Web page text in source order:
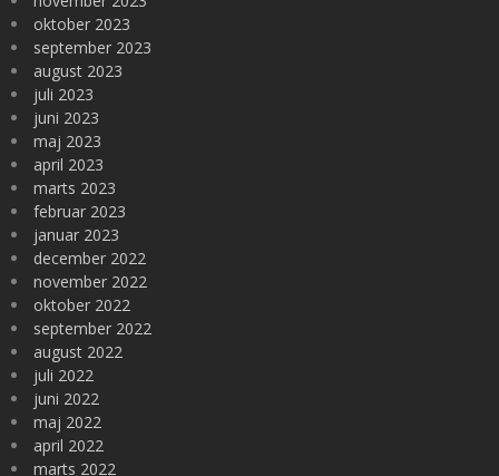
oktober 2023
september 2023
august 2023
juli 2023
juni 2023
maj 2023
april 2023
marts 2023
februar 2023
januar 2023
december 2022
november 2022
oktober 2022
september 2022
august 2022
juli 2022
juni 2022
maj 2022
april 2022
marts 2022